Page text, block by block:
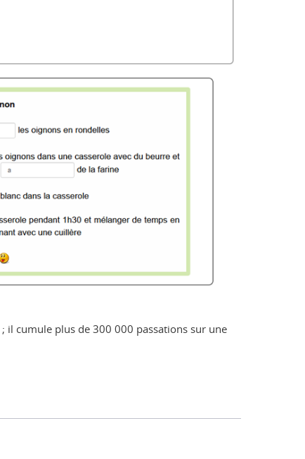
il cumule plus de 300 000 passations sur une